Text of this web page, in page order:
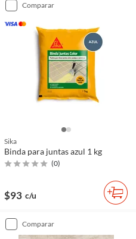
comparar
Sika
Binda para juntas azul 1 kg
(0)
$93 c/u
comparar